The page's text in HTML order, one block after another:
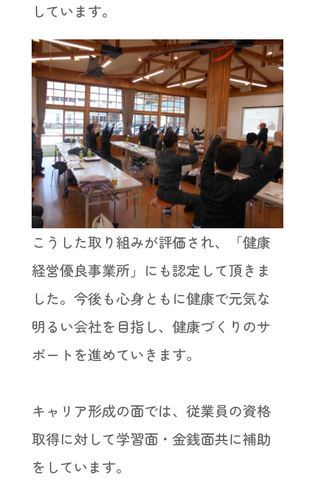
しています。
こうした取り組みが評価され、「健康
経営優良事業所」にも認定して頂きま
した。今後も心身ともに健康で元気な
明るい会社を目指し、健康づくりのサ
ポートを進めていきます。
キャリア形成の面では、従業員の資格
取得に対して学習面・金銭面共に補助
をしています。